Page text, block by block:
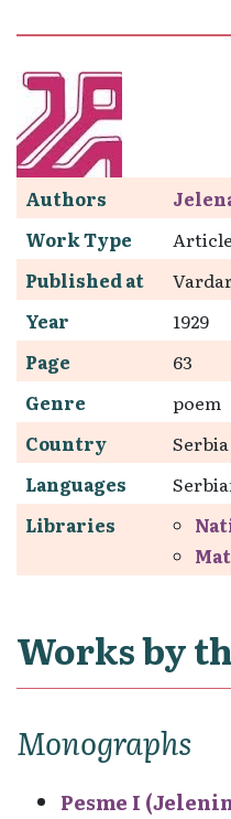
Authors
Work Type
Published at
Year
1929
Page
63
Genre
poem
Country
Serbia
Languages
Libraries
Works by
Monographs
Pesme I